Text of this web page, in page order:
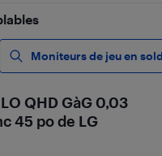
Moniteurs de jeu en
QHD GàG 0,03
45 po de LG